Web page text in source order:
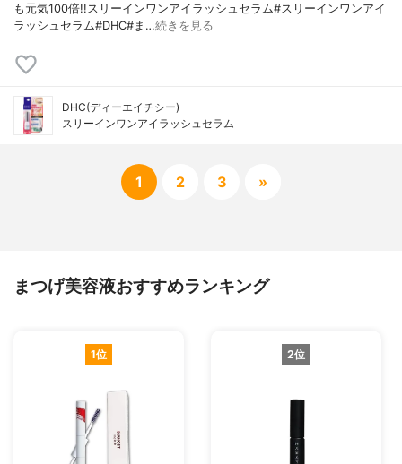
も元気100倍!!スリーインワンアイラッシュセラム#スリーインワンアイ
ラッシュセラム#DHC#ま…続きを見る
DHC(ディーエイチシー)
スリーインワンアイラッシュセラム
1 2 3 »
まつげ美容液おすすめランキング
1位 2位